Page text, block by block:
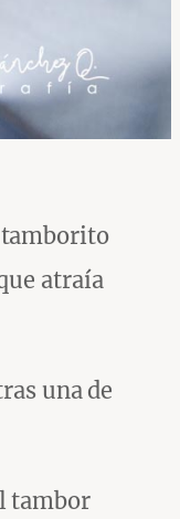
tamborito
atraía
una de
tambor